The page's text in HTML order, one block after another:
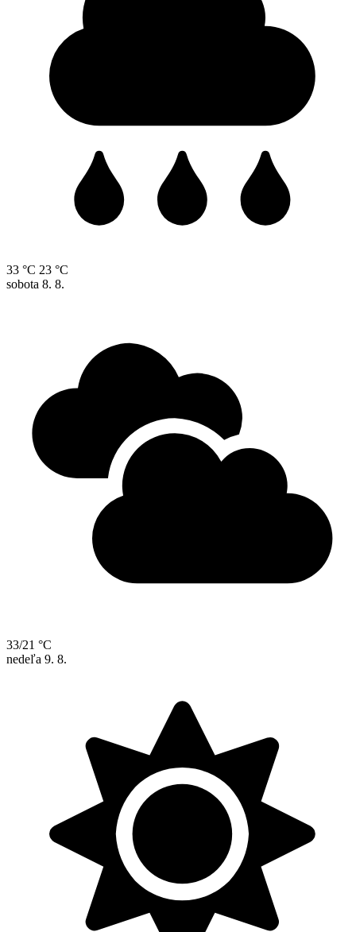
33 °C 23 °C
sobota 8. 8.
33/21 °C
nedeľa 9. 8.